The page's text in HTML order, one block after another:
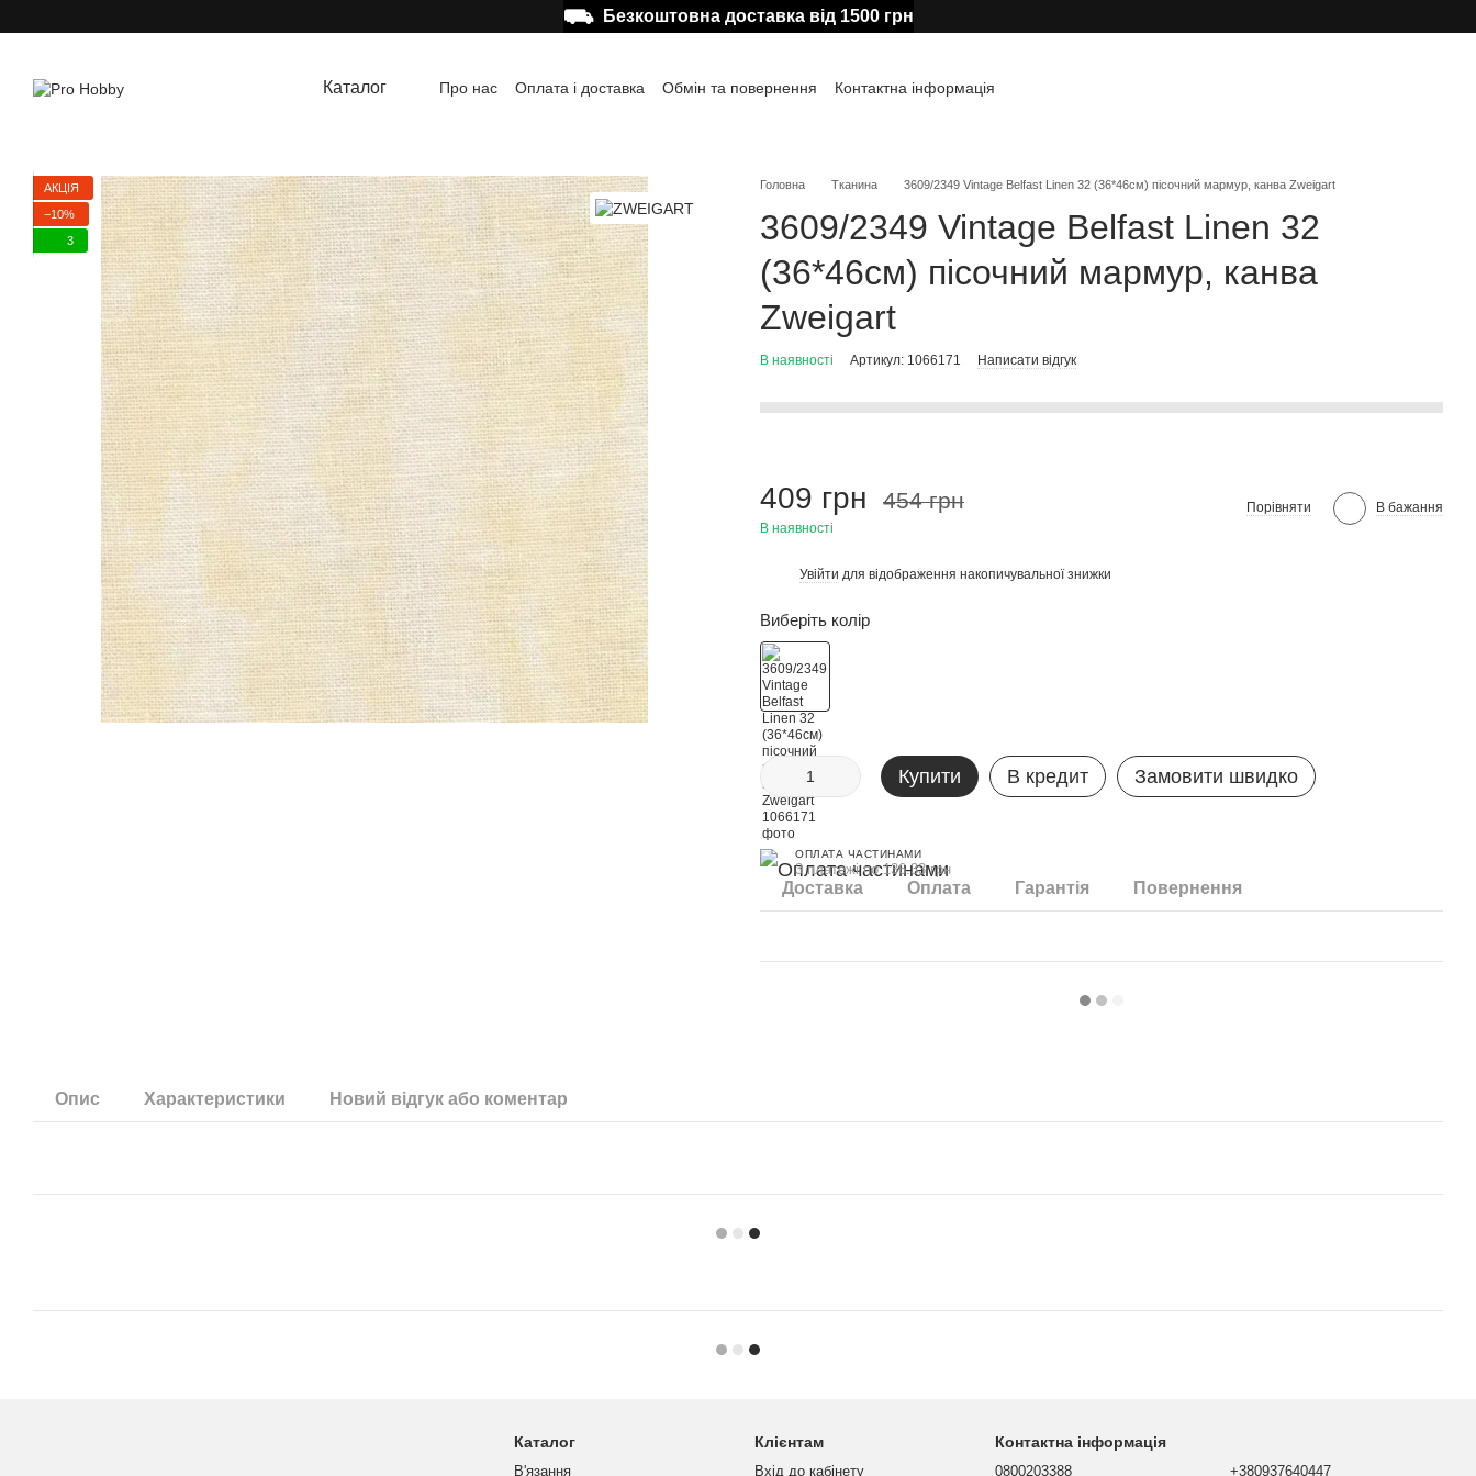
⛟ Безкоштовна доставка від 1500 грн
Каталог Про нас Оплата і доставка Обмін та повернення
Контактна інформація
АКЦІЯ
−10%
3
Головна Тканина 3609/2349 Vintage Belfast Linen 32 (36*46см) пісочний мармур, канва Zweigart
3609/2349 Vintage Belfast Linen 32
(36*46см) пісочний мармур, канва
Zweigart
В наявності Артикул: 1066171 Написати відгук
409 грн 454 грн
В наявності
Порівняти В бажання
Увійти для відображення накопичувальної знижки
Виберіть колір
Купити В кредит Замовити швидко
ОПЛАТА ЧАСТИНАМИ
3 платежі по 136.33 грн
Доставка Оплата Гарантія Повернення
Опис Характеристики Новий відгук або коментар
Каталог
В'язання
Клієнтам
Вхід до кабінету
Контактна інформація
0800203388 +380937640447